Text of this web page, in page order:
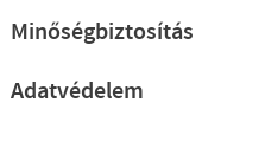
Minőségbiztosítás
Adatvédelem